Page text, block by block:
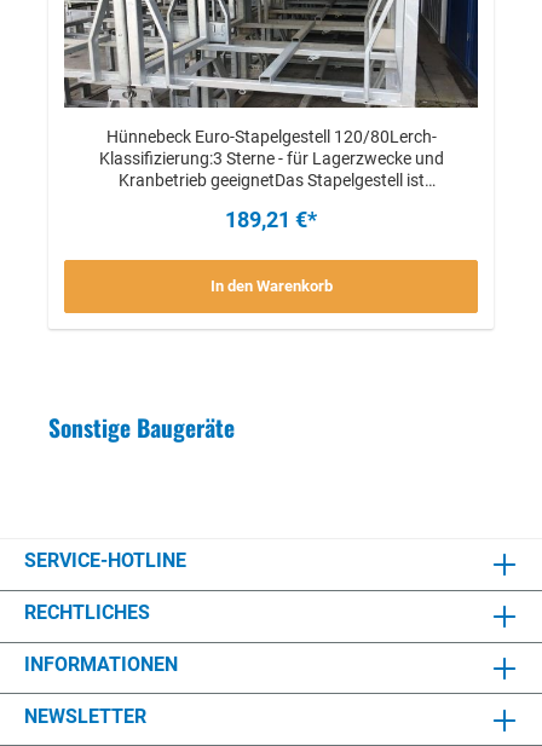
Hünnebeck Euro-Stapelgestell 120/80Lerch-
Klassifizierung:3 Sterne - für Lagerzwecke und
Kranbetrieb geeignetDas Stapelgestell ist
gegebenDas Verheben mittels Kran o.ä. ist
189,21 €*
In den Warenkorb
Sonstige Baugeräte
SERVICE-HOTLINE
RECHTLICHES
INFORMATIONEN
NEWSLETTER